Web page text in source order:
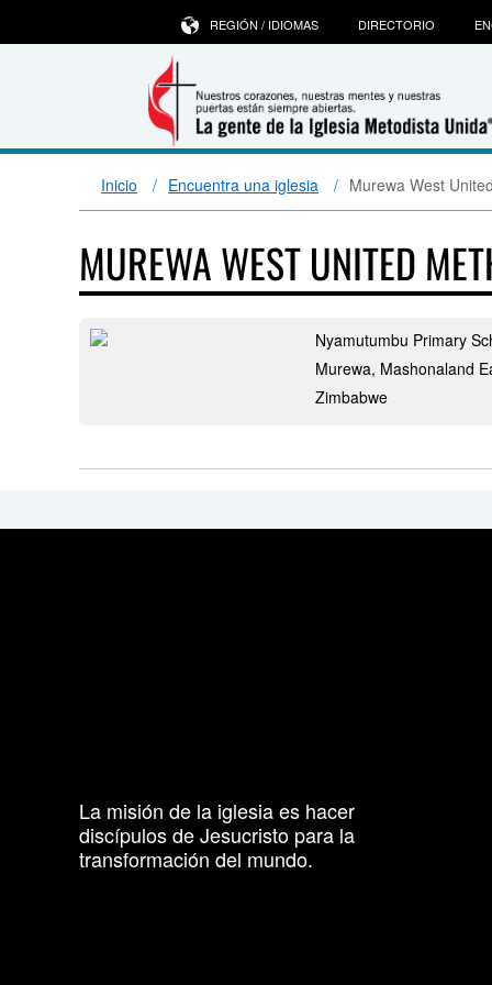
REGIÓN / IDIOMAS DIRECTORIO
Inicio Encuentra una iglesia Murewa West
MUREWA WEST UNITED
Nyamutumbu Primary
Murewa, Mashonaland
Zimbabwe
La misión de la iglesia es hacer
discípulos de Jesucristo para la
transformación del mundo.